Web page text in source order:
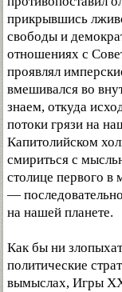
прикрывшись
свободы и
отношениях с
проявлял
вмешивался во
знаем, откуда
потоки грязи на
Капитолийском
смириться с
столице первого в
—
на нашей планете.
Как бы ни
политические
вымыслах, Игры